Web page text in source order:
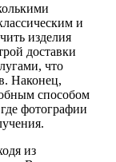
и
изделия
доставки
что
Наконец,
способом
фотографии
из